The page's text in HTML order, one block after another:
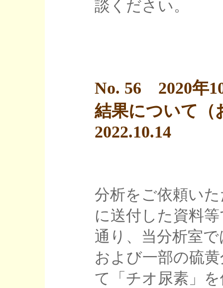
談ください。
No. 56 2020年
結果について
2022.10.14
分析をご依頼い
に送付した資料
通り、当分析室
および一部の硫
て「チオ尿素」